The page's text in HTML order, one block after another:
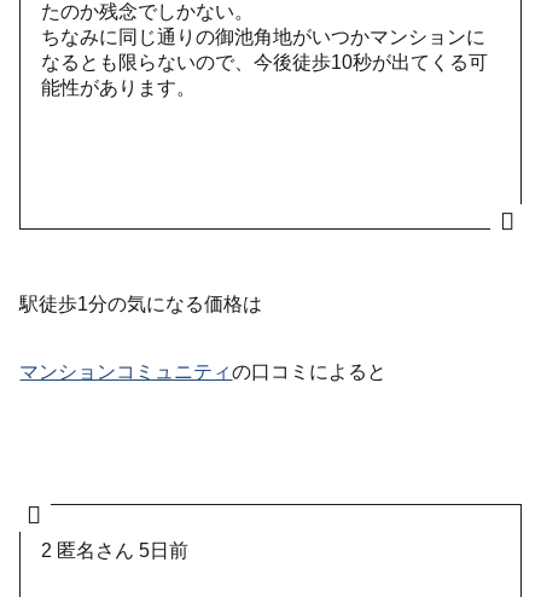
たのか残念でしかない。
ちなみに同じ通りの御池角地がいつかマンションに
なるとも限らないので、今後徒歩10秒が出てくる可
能性があります。
駅徒歩1分の気になる価格は
マンションコミュニティの口コミによると
2 匿名さん 5日前